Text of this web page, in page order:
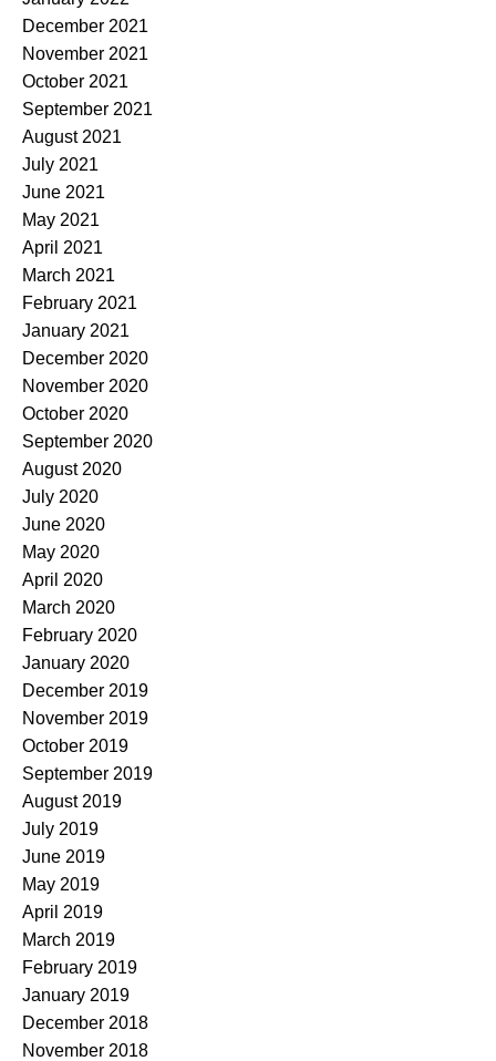
December 2021
November 2021
October 2021
September 2021
August 2021
July 2021
June 2021
May 2021
April 2021
March 2021
February 2021
January 2021
December 2020
November 2020
October 2020
September 2020
August 2020
July 2020
June 2020
May 2020
April 2020
March 2020
February 2020
January 2020
December 2019
November 2019
October 2019
September 2019
August 2019
July 2019
June 2019
May 2019
April 2019
March 2019
February 2019
January 2019
December 2018
November 2018